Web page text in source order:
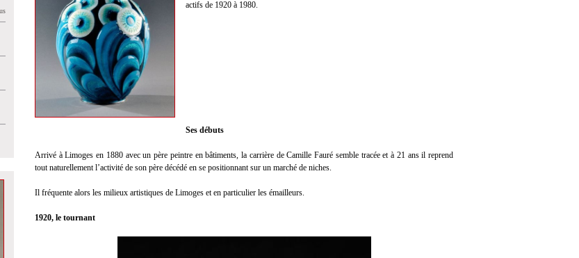
actifs de 1920 à 1980.
Ses débuts
Arrivé à Limoges en 1880 avec un père peintre en bâtiments, la carrière de Camille Fauré semble tracée et à 21 ans il reprend
tout naturellement l’activité de son père décédé en se positionnant sur un marché de niches.
Il fréquente alors les milieux artistiques de Limoges et en particulier les émailleurs.
1920, le tournant